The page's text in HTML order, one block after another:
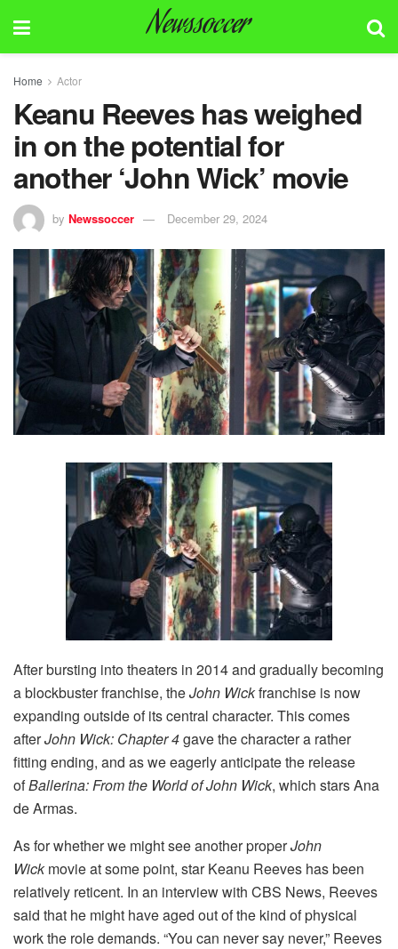
Newssoccer
Home Actor
Keanu Reeves has weighed
in on the potential for
another ‘John Wick’ movie
by Newssoccer December 29, 2024
After bursting into theaters in 2014 and gradually becoming
a blockbuster franchise, theJohn Wickfranchise is now
expanding outside of its central character. This comes
afterJohn Wick: Chapter 4gave the character a rather
fitting ending, and as we eagerly anticipate the release
ofBallerina: From the World of John Wick, which stars Ana
de Armas.
As for whether we might see another properJohn
Wickmovie at some point, star Keanu Reeves has been
relatively reticent. In an interview with CBS News, Reeves
said that he might have aged out of the kind of physical
work the role demands. “You can never say never,” Reeves